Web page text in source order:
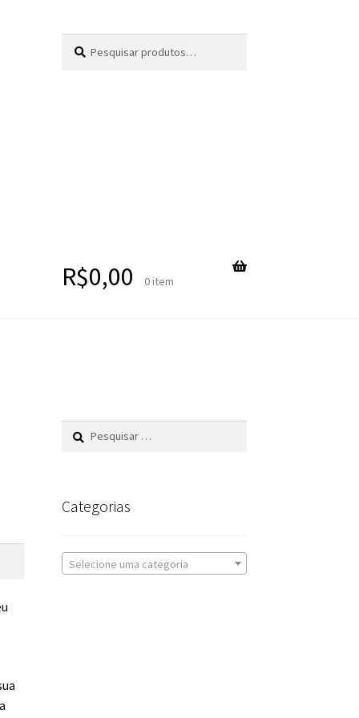
por:
R$0,00 0 item
Pesquisar
Categorias
Selecione uma categoria